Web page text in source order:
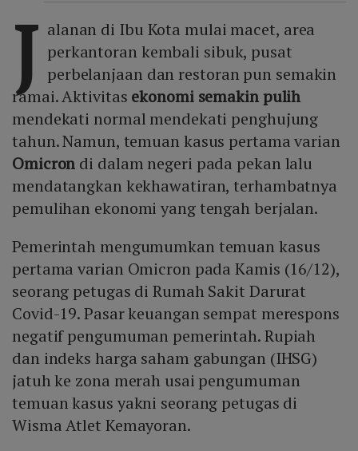
J alanan di Ibu Kota mulai macet, area
perkantoran kembali sibuk, pusat
perbelanjaan dan restoran pun semakin
ramai. Aktivitas ekonomi semakin pulih
mendekati normal mendekati penghujung
tahun. Namun, temuan kasus pertama varian
Omicron di dalam negeri pada pekan lalu
mendatangkan kekhawatiran, terhambatnya
pemulihan ekonomi yang tengah berjalan.
Pemerintah mengumumkan temuan kasus
pertama varian Omicron pada Kamis (16/12),
seorang petugas di Rumah Sakit Darurat
Covid-19. Pasar keuangan sempat merespons
negatif pengumuman pemerintah. Rupiah
dan indeks harga saham gabungan (IHSG)
jatuh ke zona merah usai pengumuman
temuan kasus yakni seorang petugas di
Wisma Atlet Kemayoran.